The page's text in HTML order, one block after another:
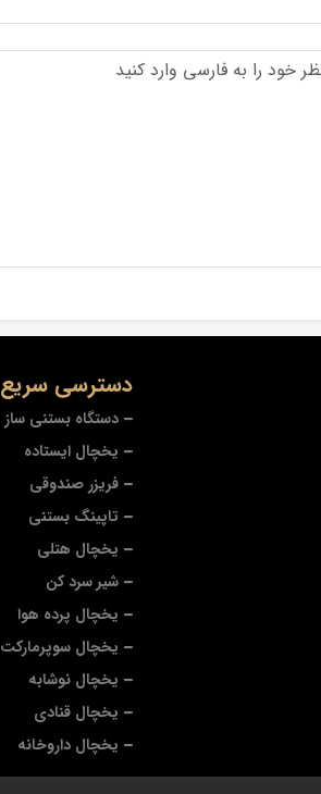
دسترسی سریع
دستگاه بستنی ساز
یخچال ایستاده
فریزر صندوقی
تاپینگ بستنی
یخچال هتلی
شیر سرد کن
یخچال پرده هوا
یخچال سوپرمارکت
یخچال نوشابه
یخچال قنادی
یخچال داروخانه